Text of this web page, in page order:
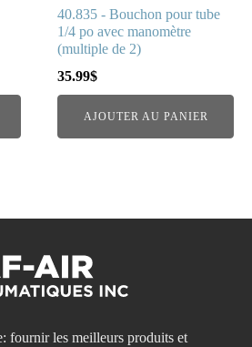
40.835 - Bouchon pour tube
1/4 po avec manomètre
(multiple de 2)
35.99$
AJOUTER AU PANIER
fournir les meilleurs produits et